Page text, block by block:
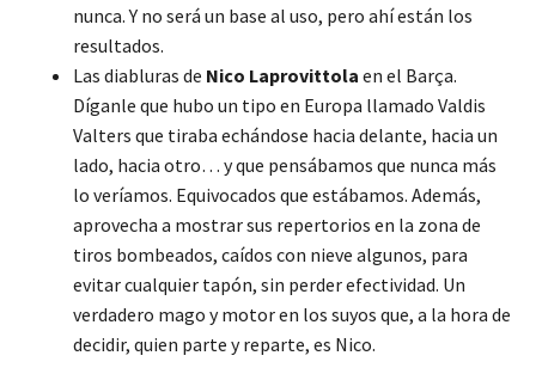
nunca. Y no será un base al uso, pero ahí están los
resultados.
Las diabluras de Nico Laprovittola en el Barça.
Díganle que hubo un tipo en Europa llamado Valdis
Valters que tiraba echándose hacia delante, hacia un
lado, hacia otro… y que pensábamos que nunca más
lo veríamos. Equivocados que estábamos. Además,
aprovecha a mostrar sus repertorios en la zona de
tiros bombeados, caídos con nieve algunos, para
evitar cualquier tapón, sin perder efectividad. Un
verdadero mago y motor en los suyos que, a la hora de
decidir, quien parte y reparte, es Nico.